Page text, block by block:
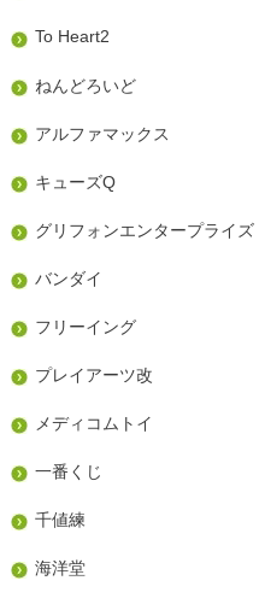
To Heart2
ねんどろいど
アルファマックス
キューズQ
グリフォンエンタープライズ
バンダイ
フリーイング
プレイアーツ改
メディコムトイ
一番くじ
千値練
海洋堂